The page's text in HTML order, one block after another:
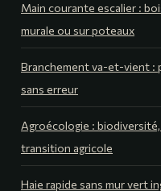
Main courante escalier :
murale ou sur poteaux
Branchement va-et-vient :
sans erreur
Agroécologie :
transition agricole
Haie rapide sans mur vert